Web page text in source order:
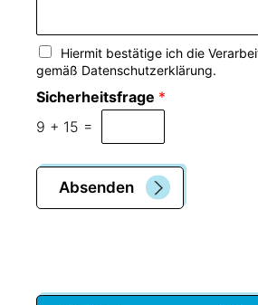
c
h
r
i
h
E
i
n
z
e
n
A
Hiermit bestätige ich die
gemäß Datenschutzerklärung.
Sicherheitsfrage *
9 + 15 =
Absenden